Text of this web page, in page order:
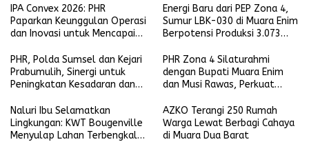
Ketentuan
Dibuka
IPA Convex 2026: PHR
Paparkan Keunggulan Operasi
dan Inovasi untuk Mencapai
Sumatra
Energi Baru dari PEP Zona 4,
Sumur LBK-030 di Muara Enim
Berpotensi Produksi 3.073
PHR, Polda Sumsel dan Kejari
Prabumulih, Sinergi untuk
Peningkatan Kesadaran dan
Hulu Migas
PHR Zona 4 Silaturahmi
dengan Bupati Muara Enim
dan Musi Rawas, Perkuat
Energi Nasional
Naluri Ibu Selamatkan
Lingkungan: KWT Bougenville
Menyulap Lahan Terbengkalai
AZKO Terangi 250 Rumah
Warga Lewat Berbagi Cahaya
di Muara Dua Barat